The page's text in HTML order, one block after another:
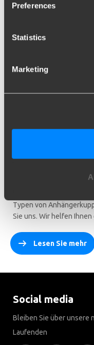
Preferences
Statistics
Marketing
Brauchen Sie Hilfe bei
Typen von
Sie uns. Wir helfen
Lesen Sie mehr
Social media
Bleiben Sie über unsere
Laufenden